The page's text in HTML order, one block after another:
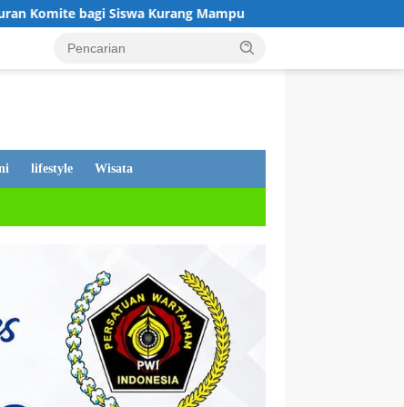
Mampu Tanggapan Dewan Andi Putra, Tentang
lifestyle Wisata